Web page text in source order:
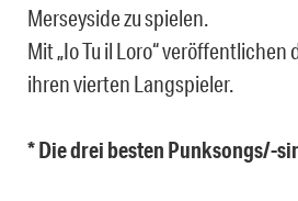
Merseyside zu spielen.
Mit „Io Tu il Loro“ veröffentlichen
ihren vierten Langspieler.
* Die drei besten Punksongs/-